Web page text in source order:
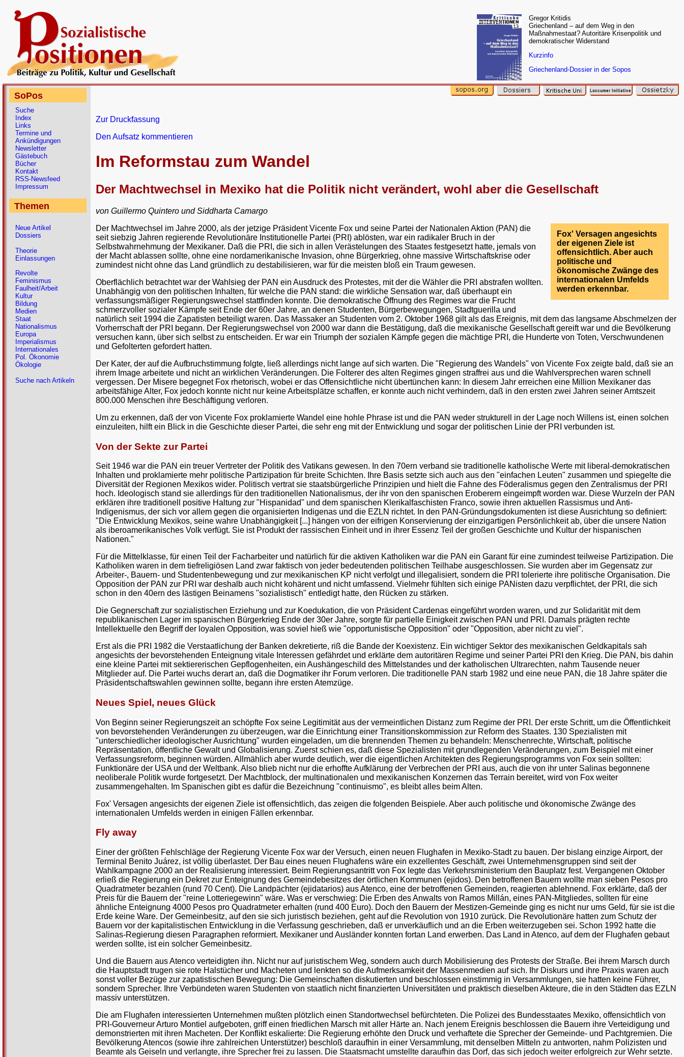
Gregor Kritidis
Griechenland – auf dem Weg in den
Maßnahmestaat? Autoritäre Krisenpolitik und
demokratischer Widerstand
Kurzinfo
Griechenland-Dossier in der Sopos
Zur Druckfassung
Den Aufsatz kommentieren
Im Reformstau zum Wandel
Der Machtwechsel in Mexiko hat die Politik nicht verändert, wohl aber die Gesellschaft
von Guillermo Quintero und Siddharta Camargo
Fox' Versagen angesichts
der eigenen Ziele ist
offensichtlich. Aber auch
politische und
ökonomische Zwänge des
internationalen Umfelds
werden erkennbar.
Der Machtwechsel im Jahre 2000, als der jetzige Präsident Vicente Fox und seine Partei der Nationalen Aktion (PAN) die
seit siebzig Jahren regierende Revolutionäre Institutionelle Partei (PRI) ablösten, war ein radikaler Bruch in der
Selbstwahrnehmung der Mexikaner. Daß die PRI, die sich in allen Verästelungen des Staates festgesetzt hatte, jemals von
der Macht ablassen sollte, ohne eine nordamerikanische Invasion, ohne Bürgerkrieg, ohne massive Wirtschaftskrise oder
zumindest nicht ohne das Land gründlich zu destabilisieren, war für die meisten bloß ein Traum gewesen.
Oberflächlich betrachtet war der Wahlsieg der PAN ein Ausdruck des Protestes, mit der die Wähler die PRI abstrafen wollten.
Unabhängig von den politischen Inhalten, für welche die PAN stand: die wirkliche Sensation war, daß überhaupt ein
verfassungsmäßiger Regierungswechsel stattfinden konnte. Die demokratische Öffnung des Regimes war die Frucht
schmerzvoller sozialer Kämpfe seit Ende der 60er Jahre, an denen Studenten, Bürgerbewegungen, Stadtguerilla und
natürlich seit 1994 die Zapatisten beteiligt waren. Das Massaker an Studenten vom 2. Oktober 1968 gilt als das Ereignis, mit dem das langsame Abschmelzen der
Vorherrschaft der PRI begann. Der Regierungswechsel von 2000 war dann die Bestätigung, daß die mexikanische Gesellschaft gereift war und die Bevölkerung
versuchen kann, über sich selbst zu entscheiden. Er war ein Triumph der sozialen Kämpfe gegen die mächtige PRI, die Hunderte von Toten, Verschwundenen
und Gefolterten gefordert hatten.
Der Kater, der auf die Aufbruchstimmung folgte, ließ allerdings nicht lange auf sich warten. Die "Regierung des Wandels" von Vicente Fox zeigte bald, daß sie an
ihrem Image arbeitete und nicht an wirklichen Veränderungen. Die Folterer des alten Regimes gingen straffrei aus und die Wahlversprechen waren schnell
vergessen. Der Misere begegnet Fox rhetorisch, wobei er das Offensichtliche nicht übertünchen kann: In diesem Jahr erreichen eine Million Mexikaner das
arbeitsfähige Alter, Fox jedoch konnte nicht nur keine Arbeitsplätze schaffen, er konnte auch nicht verhindern, daß in den ersten zwei Jahren seiner Amtszeit
800.000 Menschen ihre Beschäftigung verloren.
Um zu erkennen, daß der von Vicente Fox proklamierte Wandel eine hohle Phrase ist und die PAN weder strukturell in der Lage noch Willens ist, einen solchen
einzuleiten, hilft ein Blick in die Geschichte dieser Partei, die sehr eng mit der Entwicklung und sogar der politischen Linie der PRI verbunden ist.
Von der Sekte zur Partei
Seit 1946 war die PAN ein treuer Vertreter der Politik des Vatikans gewesen. In den 70ern verband sie traditionelle katholische Werte mit liberal-demokratischen
Inhalten und proklamierte mehr politische Partizipation für breite Schichten. Ihre Basis setzte sich auch aus den "einfachen Leuten" zusammen und spiegelte die
Diversität der Regionen Mexikos wider. Politisch vertrat sie staatsbürgerliche Prinzipien und hielt die Fahne des Föderalismus gegen den Zentralismus der PRI
hoch. Ideologisch stand sie allerdings für den traditionellen Nationalismus, der ihr von den spanischen Eroberern eingeimpft worden war. Diese Wurzeln der PAN
erklären ihre traditionell positive Haltung zur "Hispanidad" und dem spanischen Klerikalfaschisten Franco, sowie ihren aktuellen Rassismus und Anti-
Indigenismus, der sich vor allem gegen die organisierten Indigenas und die EZLN richtet. In den PAN-Gründungsdokumenten ist diese Ausrichtung so definiert:
"Die Entwicklung Mexikos, seine wahre Unabhängigkeit [...] hängen von der eifrigen Konservierung der einzigartigen Persönlichkeit ab, über die unsere Nation
als iberoamerikanisches Volk verfügt. Sie ist Produkt der rassischen Einheit und in ihrer Essenz Teil der großen Geschichte und Kultur der hispanischen
Nationen."
Für die Mittelklasse, für einen Teil der Facharbeiter und natürlich für die aktiven Katholiken war die PAN ein Garant für eine zumindest teilweise Partizipation. Die
Katholiken waren in dem tiefreligiösen Land zwar faktisch von jeder bedeutenden politischen Teilhabe ausgeschlossen. Sie wurden aber im Gegensatz zur
Arbeiter-, Bauern- und Studentenbewegung und zur mexikanischen KP nicht verfolgt und illegalisiert, sondern die PRI tolerierte ihre politische Organisation. Die
Opposition der PAN zur PRI war deshalb auch nicht kohärent und nicht umfassend. Vielmehr fühlten sich einige PANisten dazu verpflichtet, der PRI, die sich
schon in den 40ern des lästigen Beinamens "sozialistisch" entledigt hatte, den Rücken zu stärken.
Die Gegnerschaft zur sozialistischen Erziehung und zur Koedukation, die von Präsident Cardenas eingeführt worden waren, und zur Solidarität mit dem
republikanischen Lager im spanischen Bürgerkrieg Ende der 30er Jahre, sorgte für partielle Einigkeit zwischen PAN und PRI. Damals prägten rechte
Intellektuelle den Begriff der loyalen Opposition, was soviel hieß wie "opportunistische Opposition" oder "Opposition, aber nicht zu viel".
Erst als die PRI 1982 die Verstaatlichung der Banken dekretierte, riß die Bande der Koexistenz. Ein wichtiger Sektor des mexikanischen Geldkapitals sah
angesichts der bevorstehenden Enteignung vitale Interessen gefährdet und erklärte dem autoritären Regime und seiner Partei PRI den Krieg. Die PAN, bis dahin
eine kleine Partei mit sektiererischen Gepflogenheiten, ein Aushängeschild des Mittelstandes und der katholischen Ultrarechten, nahm Tausende neuer
Mitglieder auf. Die Partei wuchs derart an, daß die Dogmatiker ihr Forum verloren. Die traditionelle PAN starb 1982 und eine neue PAN, die 18 Jahre später die
Präsidentschaftswahlen gewinnen sollte, begann ihre ersten Atemzüge.
Neues Spiel, neues Glück
Von Beginn seiner Regierungszeit an schöpfte Fox seine Legitimität aus der vermeintlichen Distanz zum Regime der PRI. Der erste Schritt, um die Öffentlichkeit
von bevorstehenden Veränderungen zu überzeugen, war die Einrichtung einer Transitionskommission zur Reform des Staates. 130 Spezialisten mit
"unterschiedlicher ideologischer Ausrichtung" wurden eingeladen, um die brennenden Themen zu behandeln: Menschenrechte, Wirtschaft, politische
Repräsentation, öffentliche Gewalt und Globalisierung. Zuerst schien es, daß diese Spezialisten mit grundlegenden Veränderungen, zum Beispiel mit einer
Verfassungsreform, beginnen würden. Allmählich aber wurde deutlich, wer die eigentlichen Architekten des Regierungsprogramms von Fox sein sollten:
Funktionäre der USA und der Weltbank. Also blieb nicht nur die erhoffte Aufklärung der Verbrechen der PRI aus, auch die von ihr unter Salinas begonnene
neoliberale Politik wurde fortgesetzt. Der Machtblock, der multinationalen und mexikanischen Konzernen das Terrain bereitet, wird von Fox weiter
zusammengehalten. Im Spanischen gibt es dafür die Bezeichnung "continuismo", es bleibt alles beim Alten.
Fox' Versagen angesichts der eigenen Ziele ist offensichtlich, das zeigen die folgenden Beispiele. Aber auch politische und ökonomische Zwänge des
internationalen Umfelds werden in einigen Fällen erkennbar.
Fly away
Einer der größten Fehlschläge der Regierung Vicente Fox war der Versuch, einen neuen Flughafen in Mexiko-Stadt zu bauen. Der bislang einzige Airport, der
Terminal Benito Juárez, ist völlig überlastet. Der Bau eines neuen Flughafens wäre ein exzellentes Geschäft, zwei Unternehmensgruppen sind seit der
Wahlkampagne 2000 an der Realisierung interessiert. Beim Regierungsantritt von Fox legte das Verkehrsministerium den Bauplatz fest. Vergangenen Oktober
erließ die Regierung ein Dekret zur Enteignung des Gemeindebesitzes der örtlichen Kommunen (ejidos). Den betroffenen Bauern wollte man sieben Pesos pro
Quadratmeter bezahlen (rund 70 Cent). Die Landpächter (ejidatarios) aus Atenco, eine der betroffenen Gemeinden, reagierten ablehnend. Fox erklärte, daß der
Preis für die Bauern der "reine Lotteriegewinn" wäre. Was er verschwieg: Die Erben des Anwalts von Ramos Millán, eines PAN-Mitgliedes, sollten für eine
ähnliche Enteignung 4000 Pesos pro Quadratmeter erhalten (rund 400 Euro). Doch den Bauern der Mestizen-Gemeinde ging es nicht nur ums Geld, für sie ist die
Erde keine Ware. Der Gemeinbesitz, auf den sie sich juristisch beziehen, geht auf die Revolution von 1910 zurück. Die Revolutionäre hatten zum Schutz der
Bauern vor der kapitalistischen Entwicklung in die Verfassung geschrieben, daß er unverkäuflich und an die Erben weiterzugeben sei. Schon 1992 hatte die
Salinas-Regierung diesen Paragraphen reformiert. Mexikaner und Ausländer konnten fortan Land erwerben. Das Land in Atenco, auf dem der Flughafen gebaut
werden sollte, ist ein solcher Gemeinbesitz.
Und die Bauern aus Atenco verteidigten ihn. Nicht nur auf juristischem Weg, sondern auch durch Mobilisierung des Protests der Straße. Bei ihrem Marsch durch
die Hauptstadt trugen sie rote Halstücher und Macheten und lenkten so die Aufmerksamkeit der Massenmedien auf sich. Ihr Diskurs und ihre Praxis waren auch
sonst voller Bezüge zur zapatistischen Bewegung: Die Gemeinschaften diskutierten und beschlossen einstimmig in Versammlungen, sie hatten keine Führer,
sondern Sprecher. Ihre Verbündeten waren Studenten von staatlich nicht finanzierten Universitäten und praktisch dieselben Akteure, die in den Städten das EZLN
massiv unterstützen.
Die am Flughafen interessierten Unternehmen mußten plötzlich einen Standortwechsel befürchteten. Die Polizei des Bundesstaates Mexiko, offensichtlich von
PRI-Gouverneur Arturo Montiel aufgeboten, griff einen friedlichen Marsch mit aller Härte an. Nach jenem Ereignis beschlossen die Bauern ihre Verteidigung und
demonstrierten mit ihren Macheten. Der Konflikt eskalierte: Die Regierung erhöhte den Druck und verhaftete die Sprecher der Gemeinde- und Pachtgremien. Die
Bevölkerung Atencos (sowie ihre zahlreichen Unterstützer) beschloß daraufhin in einer Versammlung, mit denselben Mitteln zu antworten, nahm Polizisten und
Beamte als Geiseln und verlangte, ihre Sprecher frei zu lassen. Die Staatsmacht umstellte daraufhin das Dorf, das sich jedoch weiter erfolgreich zur Wehr setzte.
SoPos
Suche
Index
Links
Termine und
Ankündigungen
Newsletter
Gästebuch
Bücher
Kontakt
RSS-Newsfeed
Impressum
Themen
Neue Artikel
Dossiers
Theorie
Einlassungen
Revolte
Feminismus
Faulheit/Arbeit
Kultur
Bildung
Medien
Staat
Nationalismus
Europa
Imperialismus
Internationales
Pol. Ökonomie
Ökologie
Suche nach Artikeln